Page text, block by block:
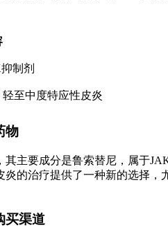
制剂
至中度特应性皮炎
物
主要成分是鲁索替尼，属于
的治疗提供了一种新的选择
买渠道